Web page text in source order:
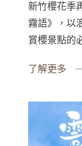
新竹櫻花季
霧語》，以
賞櫻景點的
了解更多